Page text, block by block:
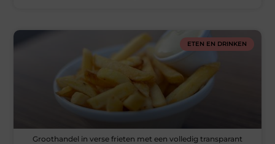
ETEN EN DRINKEN
Groothandel in verse frieten met een volledig transparant